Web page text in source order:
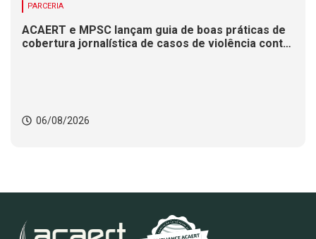
PARCERIA
ACAERT e MPSC lançam guia de boas práticas de
cobertura jornalística de casos de violência contra
06/08/2026